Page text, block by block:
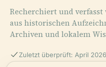
Recherchiert und
aus historischen
Archiven und lokalem
Zuletzt überprüft: April 2026